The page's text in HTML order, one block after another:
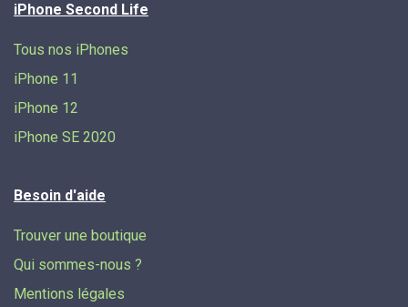
iPhone Second Life
Tous nos iPhones
iPhone 11
iPhone 12
iPhone SE 2020
Besoin d'aide
Trouver une boutique
Qui sommes-nous ?
Mentions légales